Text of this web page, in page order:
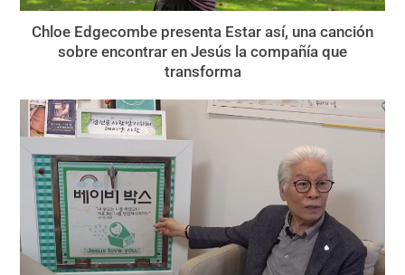
Chloe Edgecombe presenta Estar así, una canción
sobre encontrar en Jesús la compañía que
transforma